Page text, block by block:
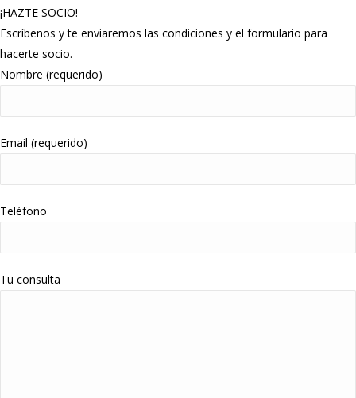
¡HAZTE SOCIO!
Escríbenos y te enviaremos las condiciones y el formulario para
hacerte socio.
Nombre (requerido)
Email (requerido)
Teléfono
Tu consulta